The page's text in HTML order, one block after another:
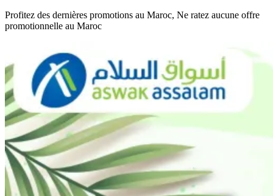
Profitez des dernières promotions au Maroc, Ne ratez aucune offre
promotionnelle au Maroc